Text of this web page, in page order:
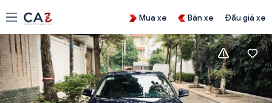
Mua xe Bán xe Đấu giá xe